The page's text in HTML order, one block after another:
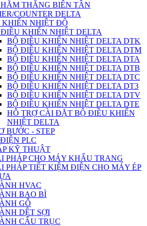
THẮNG BIẾN TẦN
COUNTER DELTA
NHIỆT ĐỘ
KHIỂN NHIỆT DELTA
BỘ ĐIỀU KHIỂN NHIỆT DELTA DTK
BỘ ĐIỀU KHIỂN NHIỆT DELTA DTM
BỘ ĐIỀU KHIỂN NHIỆT DELTA DTA
BỘ ĐIỀU KHIỂN NHIỆT DELTA DTB
BỘ ĐIỀU KHIỂN NHIỆT DELTA DTC
BỘ ĐIỀU KHIỂN NHIỆT DELTA DT3
BỘ ĐIỀU KHIỂN NHIỆT DELTA DTV
BỘ ĐIỀU KHIỂN NHIỆT DELTA DTE
HỖ TRỢ CÀI ĐẶT BỘ ĐIỀU KHIỂN
NHIỆT DELTA
BƯỚC - STEP
PLC
KỸ THUẬT
PHÁP CHO MÁY KHẨU TRANG
PHÁP TIẾT KIỆM ĐIỆN CHO MÁY ÉP
HVAC
BAO BÌ
GỖ
DỆT SỢI
CẨU TRỤC